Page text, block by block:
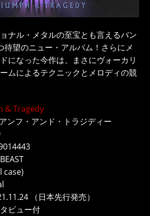
ナル・メタルの至宝とも言えるバン
待望のニュー・アルバム！さらにメ
になった今作は、まさにヴォーカリ
ムによるテクニックとメロディの競
& Tragedy
ンフ・アンド・トラジディー
case)
（日本先行発売）
ビュー付